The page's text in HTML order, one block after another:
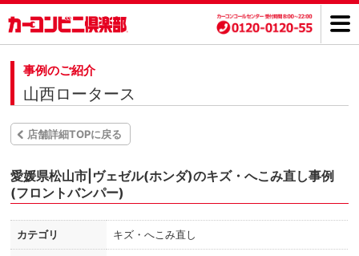
事例のご紹介
山西ロータース
店舗詳細TOPに戻る
愛媛県松山市|ヴェゼル(ホンダ)のキズ・へこみ直し事例
(フロントバンパー)
カテゴリ キズ・へこみ直し